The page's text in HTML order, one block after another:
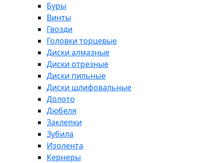
Буры
Винты
Гвозди
Головки торцевые
Диски алмазные
Диски отрезные
Диски пильные
Диски шлифовальные
Долото
Дюбеля
Заклепки
Зубила
Изолента
Кернеры